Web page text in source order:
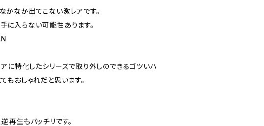
かなか出てこない激レアです。
に入らない可能性あります。
に特化したシリーズで取り外しのできるゴツいハ
もおしゃれだと思います。
再生もバッチリです。